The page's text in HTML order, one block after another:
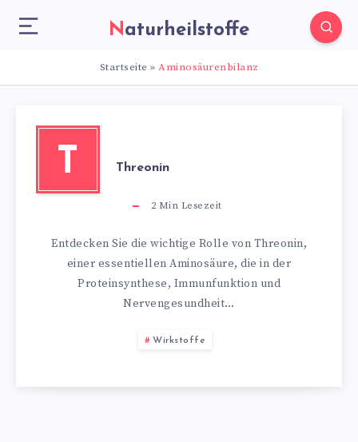
Naturheilstoffe
Startseite » Aminosäurenbilanz
T Threonin
2 Min Lesezeit
Entdecken Sie die wichtige Rolle von Threonin,
einer essentiellen Aminosäure, die in der
Proteinsynthese, Immunfunktion und
Nervengesundheit…
Wirkstoffe